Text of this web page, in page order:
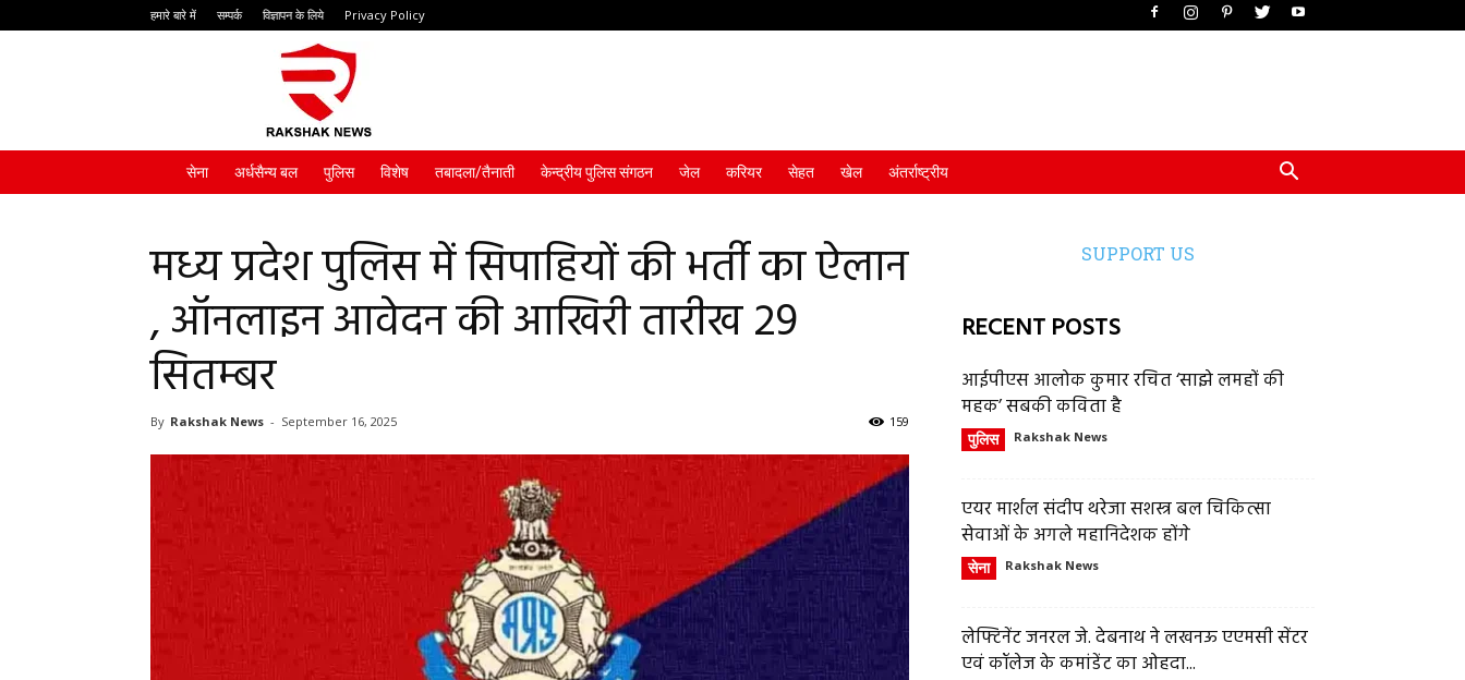
हमारे बारे में सम्पर्क विज्ञापन के लिये Privacy Policy
सेना अर्धसैन्य बल पुलिस विशेष तबादला/तैनाती केन्द्रीय पुलिस संगठन जेल करियर सेहत खेल अंतर्राष्ट्रीय
मध्य प्रदेश पुलिस में सिपाहियों की भर्ती का ऐलान
, ऑनलाइन आवेदन की आखिरी तारीख 29
सितम्बर
By Rakshak News - September 16, 2025 159
SUPPORT US
RECENT POSTS
आईपीएस आलोक कुमार रचित ‘साझे लमहों की
महक’ सबकी कविता है
पुलिस Rakshak News
एयर मार्शल संदीप थरेजा सशस्त्र बल चिकित्सा
सेवाओं के अगले महानिदेशक होंगे
सेना Rakshak News
लेफ्टिनेंट जनरल जे. देबनाथ ने लखनऊ एएमसी सेंटर
एवं कॉलेज के कमांडेंट का ओहदा...